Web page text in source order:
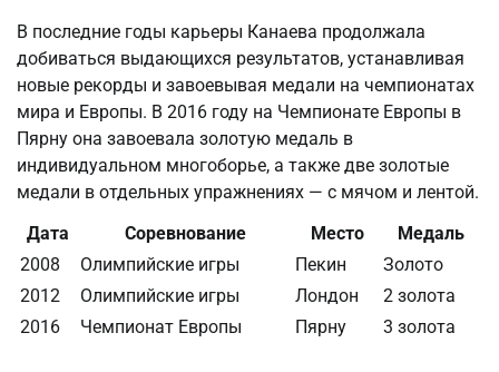
В последние годы карьеры Канаева продолжала
добиваться выдающихся результатов, устанавливая
новые рекорды и завоевывая медали на чемпионатах
мира и Европы. В 2016 году на Чемпионате Европы в
Пярну она завоевала золотую медаль в
индивидуальном многоборье, а также две золотые
медали в отдельных упражнениях — с мячом и лентой.
Дата
Соревнование Место
Медаль
2008
Олимпийские игры Пекин
Золото
2012
Олимпийские игры Лондон
2 золота
2016
Чемпионат Европы Пярну 3 золота